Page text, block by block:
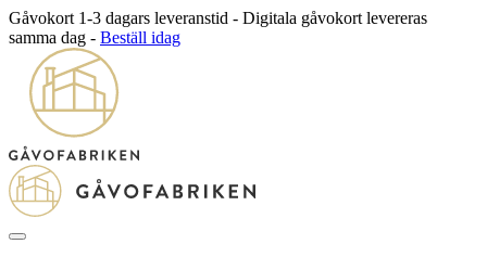
Gåvokort 1-3 dagars leveranstid - Digitala gåvokort levereras
samma dag - Beställ idag